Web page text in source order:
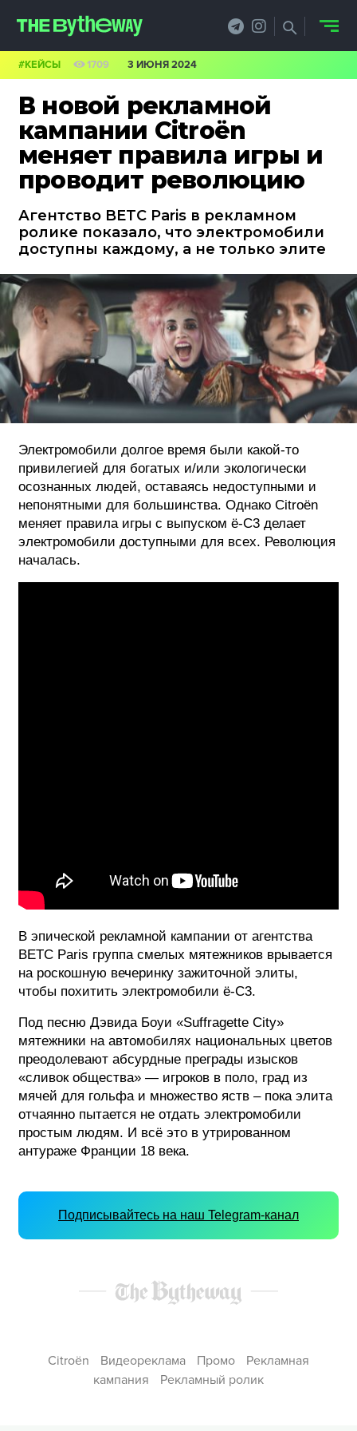
В новой рекламной
кампании Citroën
меняет правила игры и
проводит революцию
Агентство BETC Paris в рекламном
ролике показало, что электромобили
доступны каждому, а не только элите
#КЕЙСЫ 1709 3 ИЮНЯ 2024
Электромобили долгое время были какой-то
привилегией для богатых и/или экологически
осознанных людей, оставаясь недоступными и
непонятными для большинства. Однако Citroën
меняет правила игры с выпуском ë-C3 делает
электромобили доступными для всех. Революция
началась.
В эпической рекламной кампании от агентства
BETC Paris группа смелых мятежников врывается
на роскошную вечеринку зажиточной элиты,
чтобы похитить электромобили ë-C3.
Под песню Дэвида Боуи «Suffragette City»
мятежники на автомобилях национальных цветов
преодолевают абсурдные преграды изысков
«сливок общества» — игроков в поло, град из
мячей для гольфа и множество яств – пока элита
отчаянно пытается не отдать электромобили
простым людям. И всё это в утрированном
антураже Франции 18 века.
Подписывайтесь на наш Telegram-канал
Citroën Видеореклама Промо
Рекламная
кампания
Рекламный ролик
PRO.ОБЗОР
КЕЙСЫ
ФИЛОСОФИЯ
КРЕАТИВА
ТЕХНОЛОГИИ
ФЕСТИВАЛИ
ФОТОГРАФИЯ
ТИПОГРАФИКА
ИСТОРИИ БРЕНДОВ
РЕКЛАМА
КОНТАКТЫ